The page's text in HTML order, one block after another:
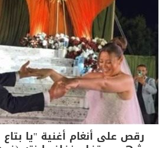
رقص على أنغام أغنية "يا